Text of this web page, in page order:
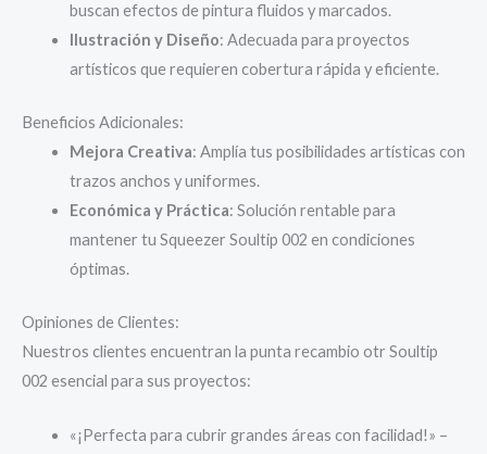
buscan efectos de pintura fluidos y marcados.
Ilustración y Diseño: Adecuada para proyectos
artísticos que requieren cobertura rápida y eficiente.
Beneficios Adicionales:
Mejora Creativa: Amplía tus posibilidades artísticas con
trazos anchos y uniformes.
Económica y Práctica: Solución rentable para
mantener tu Squeezer Soultip 002 en condiciones
óptimas.
Opiniones de Clientes:
Nuestros clientes encuentran la punta recambio otr Soultip
002 esencial para sus proyectos:
«¡Perfecta para cubrir grandes áreas con facilidad!» –